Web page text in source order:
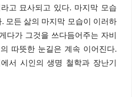
고 묘사되고 있다. 마지막 모습
모든 삶의 마지막 모습이 이러하
다가 그것을 쓰다듬어주는 자비
따뜻한 눈길은 계속 이어진다.
서 시인의 생명 철학과 장난기